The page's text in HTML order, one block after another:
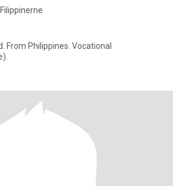
From Philippines. Vocational